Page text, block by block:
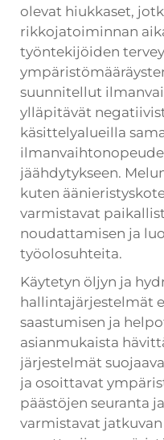
olevat hiukkaset,
rikkojatoiminnan
työntekijöiden
suunnitellut
ylläpitävät
käsittelyalueilla
jäähdytykseen.
kuten
varmistavat
noudattamisen ja
työolosuhteita.
Käytetyn öljyn ja
hallintajärjestelmät
saastumisen ja
asianmukaista
järjestelmät
ja osoittavat
päästöjen seuranta
varmistavat